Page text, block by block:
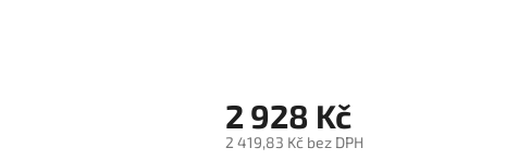
2 928 Kč
2 419,83 Kč bez DPH